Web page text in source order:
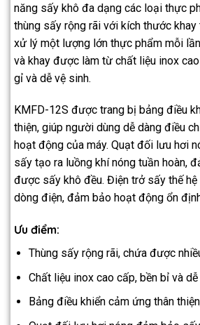
năng sấy khô đa dạng các loại thực
thùng sấy rộng rãi với kích thước
xử lý một lượng lớn thực phẩm mỗi
và khay được làm từ chất liệu inox
gỉ và dễ vệ sinh.
KMFD-12S được trang bị bảng điều
thiện, giúp người dùng dễ dàng điều
hoạt động của máy. Quạt đối lưu hơi
sấy tạo ra luồng khí nóng tuần hoàn,
được sấy khô đều. Điện trở sấy thế
dòng điện, đảm bảo hoạt động ổn
Ưu điểm:
Thùng sấy rộng rãi, chứa được
Chất liệu inox cao cấp, bền bỉ và dễ
Bảng điều khiển cảm ứng thân